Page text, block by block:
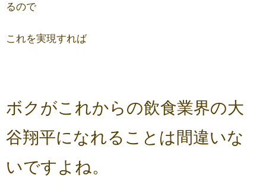
るので
これを実現すれば
ボクがこれからの飲食業界の大
谷翔平になれることは間違いな
いですよね。